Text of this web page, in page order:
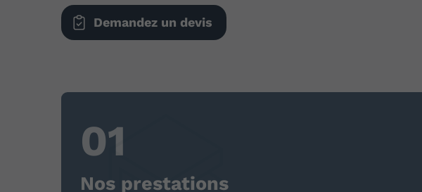
Demandez un devis
Nos prestations